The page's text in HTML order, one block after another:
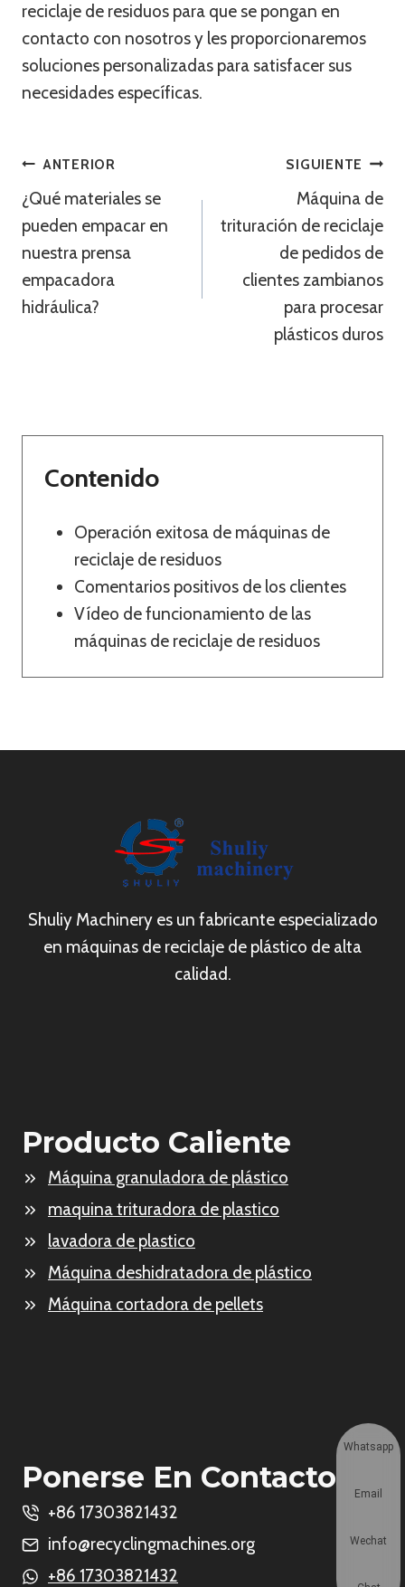
reciclaje de residuos para que se pongan en
contacto con nosotros y les proporcionaremos
soluciones personalizadas para satisfacer sus
necesidades específicas.
Navegación
De
Entradas
ANTERIOR
¿Qué materiales se
pueden empacar en
nuestra prensa
empacadora
hidráulica?
SIGUIENTE
Máquina de
trituración de reciclaje
de pedidos de
clientes zambianos
para procesar
plásticos duros
Contenido
Operación exitosa de máquinas de
reciclaje de residuos
Comentarios positivos de los clientes
Vídeo de funcionamiento de las
máquinas de reciclaje de residuos
Shuliy Machinery es un fabricante especializado
en máquinas de reciclaje de plástico de alta
calidad.
Producto Caliente
Máquina granuladora de plástico
maquina trituradora de plastico
lavadora de plastico
Máquina deshidratadora de plástico
Máquina cortadora de pellets
Ponerse En Contacto
+86 17303821432
info@recyclingmachines.org
+86 17303821432
Whatsapp
Email
Wechat